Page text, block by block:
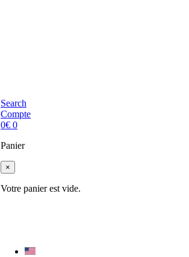
Search
Compte
0€ 0
Panier
×
Votre panier est vide.